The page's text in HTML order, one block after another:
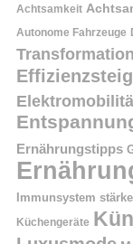
Achtsamkeit
Autonome Fahrzeuge
Transformation
Ernährungstipps
Immunsystem
Küchengeräte